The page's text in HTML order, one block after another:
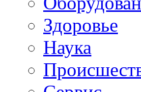
Здоровье
Наука